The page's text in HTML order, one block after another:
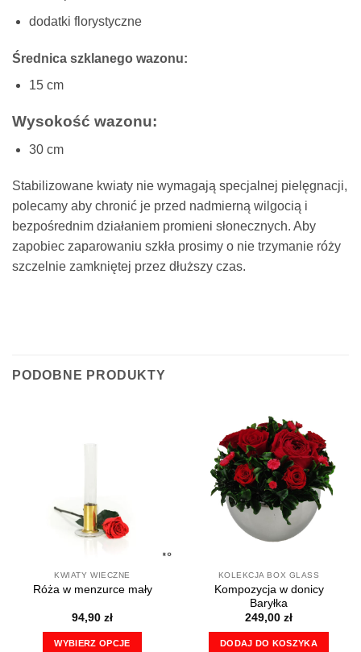
dodatki florystyczne
Średnica szklanego wazonu:
15 cm
Wysokość wazonu:
30 cm
Stabilizowane kwiaty nie wymagają specjalnej pielęgnacji,
polecamy aby chronić je przed nadmierną wilgocią i
bezpośrednim działaniem promieni słonecznych. Aby
zapobiec zaparowaniu szkła prosimy o nie trzymanie róży
szczelnie zamkniętej przez dłuższy czas.
PODOBNE PRODUKTY
KWIATY WIECZNE
Róża w menzurce mały
94,90 zł
WYBIERZ OPCJE
KOLEKCJA BOX GLASS
Kompozycja w donicy
Baryłka
249,00 zł
DODAJ DO KOSZYKA